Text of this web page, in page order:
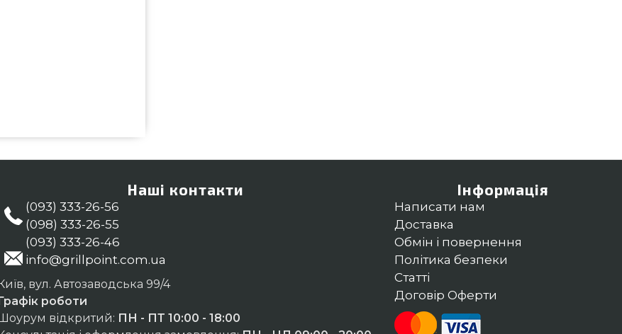
в каталозі інтернет
(098) 333-26-55 и мы
Наші контакти
(093) 333-26-56
(098) 333-26-55
(093) 333-26-46
info@grillpoint.com.ua
вул. Автозаводська 99/4
роботи
відкритий: ПН - ПТ 10:00 - 18:00
Інформація
Написати нам
Доставка
Обмін і повернення
Політика безпеки
Статті
Договір Оферти